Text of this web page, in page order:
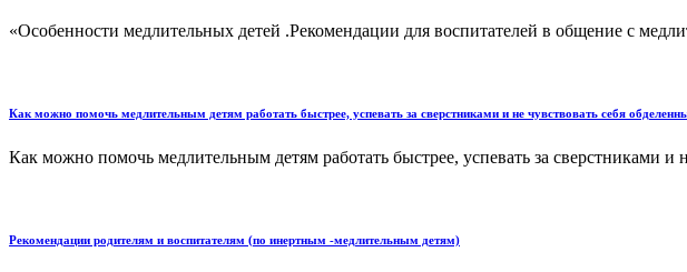
«Особенности медлительных детей .Рекомендации для воспитателей в общение с
Как можно помочь медлительным детям работать быстрее, успевать за сверстниками и не чувствовать себя
Как можно помочь медлительным детям работать быстрее, успевать за сверстниками и
Рекомендации родителям и воспитателям (по инертным -медлительным детям)